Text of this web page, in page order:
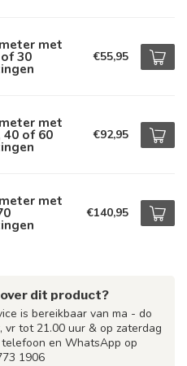
met
30 €55,95
met
40 of 60 €92,95
met
€140,95
dit product?
is bereikbaar van ma - do
vr tot 21.00 uur & op zaterdag
en WhatsApp op
1906